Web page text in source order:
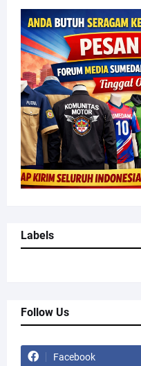
Labels
Follow Us
Facebook